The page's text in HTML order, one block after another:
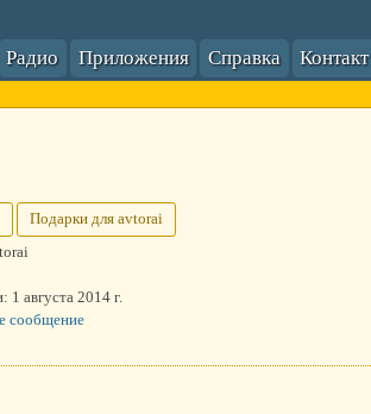
Радио Приложения Справка Контакт
Подарки для avtorai
1 августа 2014 г.
сообщение